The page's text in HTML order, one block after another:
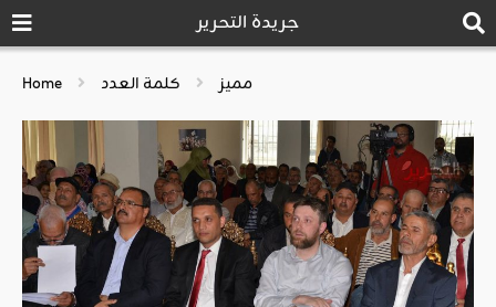
جريدة التحرير
Home مميز كلمة العدد